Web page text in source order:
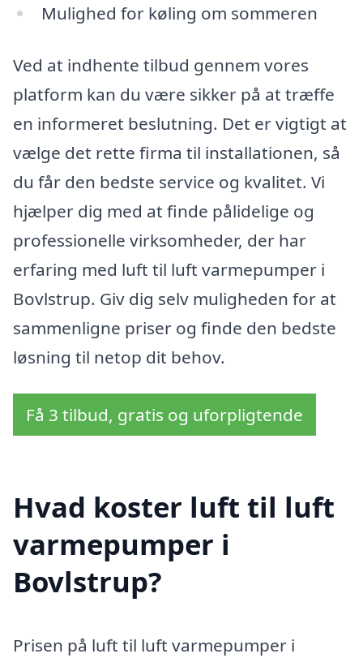
Mulighed for køling om sommeren
Ved at indhente tilbud gennem vores
platform kan du være sikker på at træffe
en informeret beslutning. Det er vigtigt at
vælge det rette firma til installationen, så
du får den bedste service og kvalitet. Vi
hjælper dig med at finde pålidelige og
professionelle virksomheder, der har
erfaring med luft til luft varmepumper i
Bovlstrup. Giv dig selv muligheden for at
sammenligne priser og finde den bedste
løsning til netop dit behov.
Få 3 tilbud, gratis og uforpligtende
Hvad koster luft til luft
varmepumper i
Bovlstrup?
Prisen på luft til luft varmepumper i